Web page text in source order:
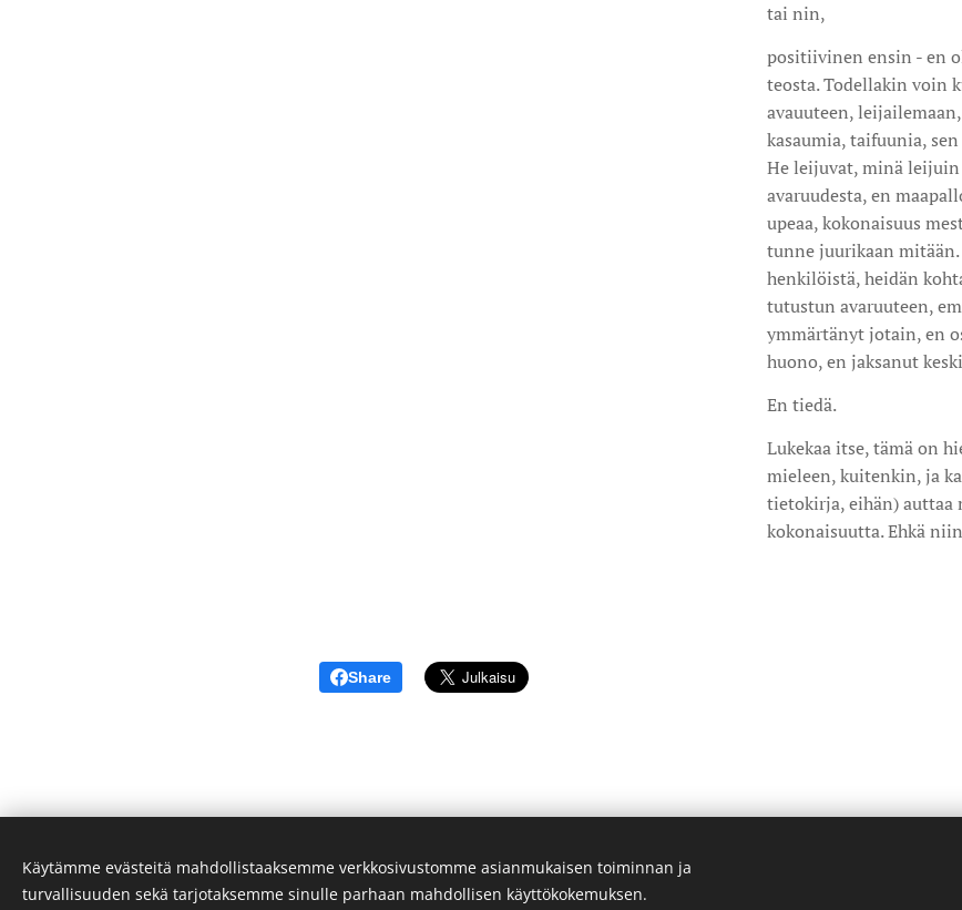
tai nin,
positiivinen ensin - en
teosta. Todellakin voin
avauuteen,
kasaumia, taifuunia,
He leijuvat, minä
avaruudesta, en
upeaa, kokonaisuus
tunne juurikaan
henkilöistä, heidän
tutustun avaruuteen,
ymmärtänyt jotain, en
huono, en jaksanut
En tiedä.
Lukekaa itse, tämä on
mieleen, kuitenkin, ja
tietokirja, eihän) auttaa
kokonaisuutta. Ehkä
Share
©curatedbyanda. Kaikki oikeudet pidätetään.
Luotu
Käytämme evästeitä mahdollistaaksemme verkkosivustomme asianmukaisen toiminnan ja
turvallisuuden sekä tarjotaksemme sinulle parhaan mahdollisen käyttökokemuksen.